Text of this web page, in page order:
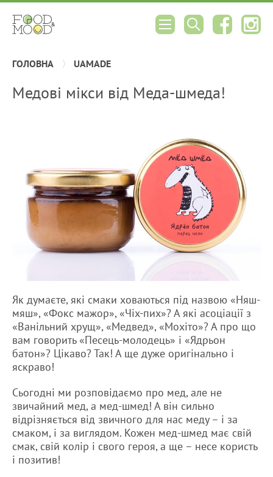
ГОЛОВНА UAMADE
Медові мікси від Меда-шмеда!
Як думаєте, які смаки ховаються під назвою «Няш-
мяш», «Фокс мажор», «Чіх-пих»? А які асоціації з
«Ванільний хрущ», «Медвед», «Мохіто»? А про що
вам говорить «Песець-молодець» і «Ядрьон
батон»? Цікаво? Так! А ще дуже оригінально і
яскраво!
Сьогодні ми розповідаємо про мед, але не
звичайний мед, а мед-шмед! А він сильно
відрізняється від звичного для нас меду – і за
смаком, і за виглядом. Кожен мед-шмед має свій
смак, свій колір і свого героя, а ще – несе користь
і позитив!